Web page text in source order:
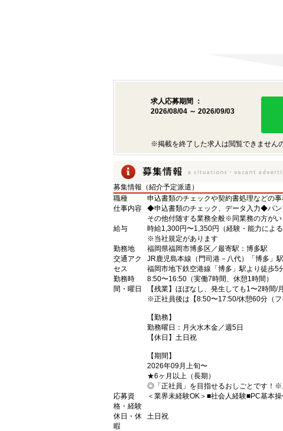
求人応募期間 ：
2026/08/04 ～ 2026/09/03
※掲載を終了した求人は閲覧できません
募集情報（紹介予定派遣）
職種
申込書類のチェックや契約書処理などの
仕事内容
◆申込書類のチェック、データ入力◆パ
その他付随する業務全般※同業務の方が
給与
時給1,300円〜1,350円（経験・能力による
※当社規定があります
勤務地
福岡県福岡市博多区／最寄駅：博多駅
交通アク
セス
JR鹿児島本線（門司港－八代）「博多」
福岡市地下鉄空港線「博多」駅より徒歩5
勤務時
間・曜日
8:50〜16:50（実働7時間、休憩1時間）
【残業】ほぼなし、発生しても1〜2時間/
※正社員後は【8:50〜17:50/休憩60分（
【勤務】
勤務曜日：月火水木金／週5日
【休日】土日祝
【期間】
2026年09月上旬〜
★6ヶ月以上（長期）
◎「正社員」を目指せるおしごとです！※
応募資
格・経験
＜業界未経験OK＞■社会人経験■PC基本
休日・休
暇
土日祝